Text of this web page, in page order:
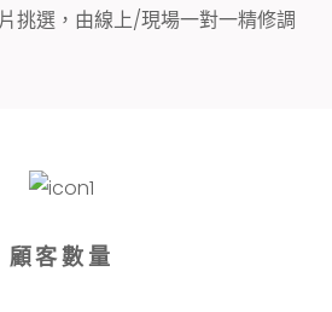
挑選，由線上/現場一對一精修調
顧客數量